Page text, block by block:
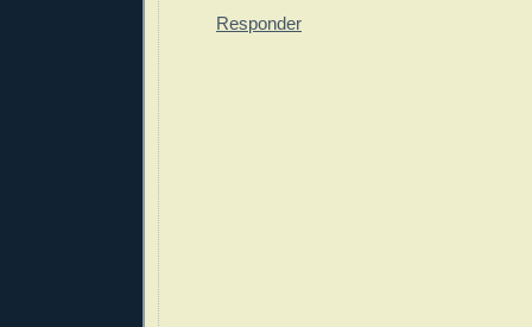
Responder